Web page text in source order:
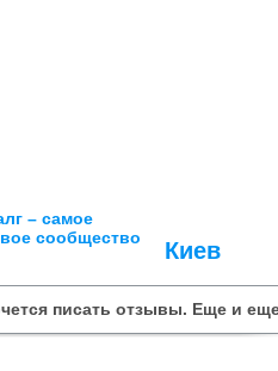
Киев
писать отзывы. Еще и